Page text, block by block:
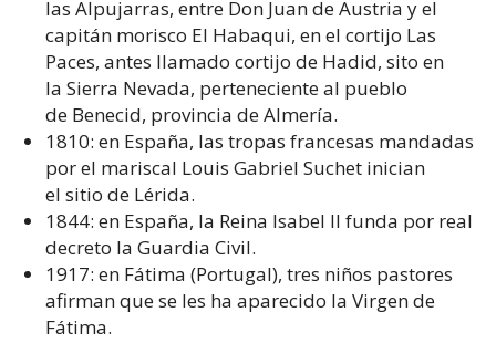
las Alpujarras, entre Don Juan de Austria y el
capitán morisco El Habaqui, en el cortijo Las
Paces, antes llamado cortijo de Hadid, sito en
la Sierra Nevada, perteneciente al pueblo
de Benecid, provincia de Almería.
1810: en España, las tropas francesas mandadas
por el mariscal Louis Gabriel Suchet inician
el sitio de Lérida.
1844: en España, la Reina Isabel II funda por real
decreto la Guardia Civil.
1917: en Fátima (Portugal), tres niños pastores
afirman que se les ha aparecido la Virgen de
Fátima.